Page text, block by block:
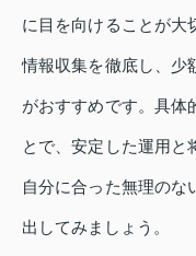
に目を向けることが大
情報収集を徹底し、少
がおすすめです。具体
とで、安定した運用と
自分に合った無理のな
出してみましょう。